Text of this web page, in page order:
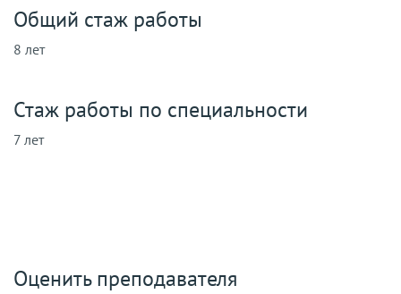
Общий стаж работы
8 лет
Стаж работы по специальности
7 лет
Оценить преподавателя